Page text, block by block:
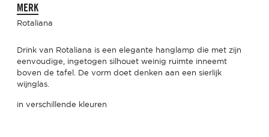
MERK
Rotaliana
Drink van Rotaliana is een elegante hanglamp die met zijn
eenvoudige, ingetogen silhouet weinig ruimte inneemt
boven de tafel. De vorm doet denken aan een sierlijk
wijnglas.
in verschillende kleuren